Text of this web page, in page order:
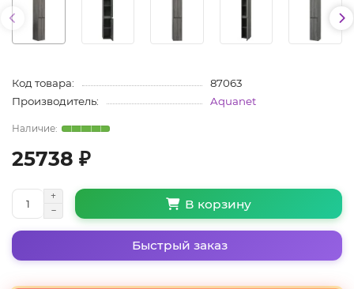
Код товара:
87063
Производитель:
Aquanet
25738 ₽
В корзину
Быстрый заказ